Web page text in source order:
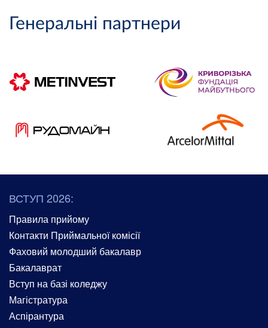
Генеральні партнери
ВСТУП 2026:
Правила прийому
Контакти Приймальної комісії
Фаховий молодший бакалавр
Бакалаврат
Вступ на базі коледжу
Магістратура
Аспірантура